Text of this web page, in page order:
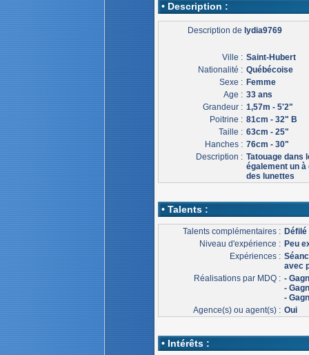
• Description :
Description delydia9769
Ville : Saint-Hubert
Nationalité : Québécoise
Sexe : Femme
Age : 33 ans
Grandeur : 1,57m - 5'2"
Poitrine : 81cm - 32" B
Taille : 63cm - 25"
Hanches : 76cm - 30"
Description : Tatouage dans
également un
des lunettes
• Talents :
Talents complémentaires : Défilé
Niveau d'expérience : Peu
Expériences :
avec
Réalisations par MDQ : -
-
-
Agence(s) ou agent(s) : Oui
• Intérêts :